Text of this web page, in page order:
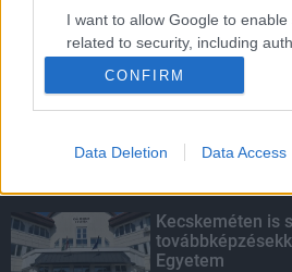
I want to allow Google to enable
related to security, including
CONFIRM
Data Deletion Data Access
KIEMELT
Megérkezett az
Kecskeméten is
Egyetem